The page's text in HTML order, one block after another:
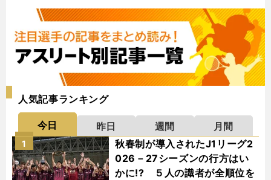
人気記事ランキング
今日 昨日 週間
月間
秋春制が導入されたJ1リーグ2
026－27シーズンの行方はい
かに!? ５人の識者が全順位を
1